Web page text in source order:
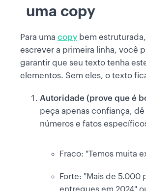
uma copy
Para uma copy bem
escrever a primeira linha, você
garantir que seu texto tenha
elementos. Sem eles, o texto
Autoridade (prove que é
peça apenas confiança, dê
números e fatos
Fraco: "Temos muita
Forte: "Mais de 5.000